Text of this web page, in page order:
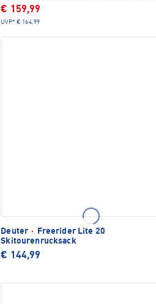
€ 159,99
UVP* € 164,99
Deuter ·
Freerider Lite 20
Skitourenrucksack
€ 144,99